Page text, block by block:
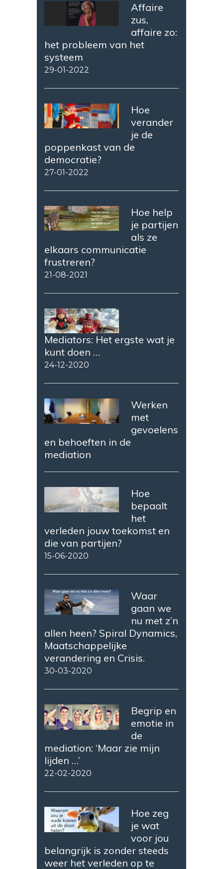
Affaire
zus,
affaire zo:
het probleem van het
systeem
29-01-2022
Hoe
verander
je de
poppenkast van de
democratie?
27-01-2022
Hoe help
je partijen
als ze
elkaars communicatie
frustreren?
21-08-2021
Mediators: Het ergste wat je
kunt doen …
24-12-2020
Werken
met
gevoelens
en behoeften in de
mediation
Hoe
bepaalt
het
verleden jouw toekomst en
die van partijen?
15-06-2020
Waar
gaan we
nu met z’n
allen heen? Spiral Dynamics,
Maatschappelijke
verandering en Crisis.
30-03-2020
Begrip en
emotie in
de
mediation: ‘Maar zie mijn
lijden …’
22-02-2020
Hoe zeg
je wat
voor jou
belangrijk is zonder steeds
weer het verleden op te